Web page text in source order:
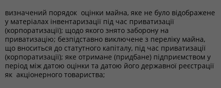
визначений порядок оцінки майна, яке не було відображене
у матеріалах інвентаризації під час приватизації
(корпоратизації); щодо якого знято заборону на
приватизацію; безпідставно виключене з переліку майна,
що вноситься до статутного капіталу, під час приватизації
(корпоратизації); яке отримане (придбане) підприємством у
період між датою оцінки та датою його державної реєстрації
як акціонерного товариства;